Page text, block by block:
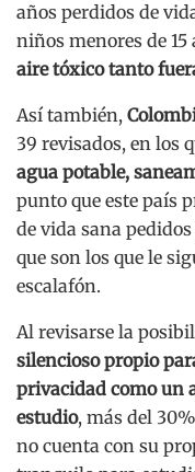
años perdidos de
niños menores de 15
aire tóxico tanto
Así también,
39 revisados, en los
agua potable,
punto que este país
de vida sana
que son los que le
escalafón.
Al revisarse la
silencioso propio
privacidad como un
estudio, más del
no cuenta con su